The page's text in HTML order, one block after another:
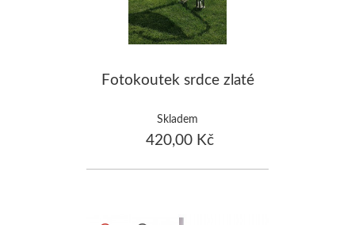
Fotokoutek srdce zlaté
Skladem
420,00 Kč